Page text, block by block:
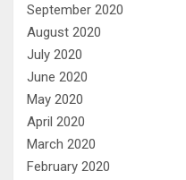
September 2020
August 2020
July 2020
June 2020
May 2020
April 2020
March 2020
February 2020